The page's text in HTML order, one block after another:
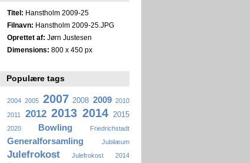
Titel: Hanstholm 2009-25
Filnavn: Hanstholm 2009-25.JPG
Oprettet af: Jørn Justesen
Dimensions: 800 x 450 px
Populære tags
2004 2005 2007 2008 2009 2010
2011
2012 2013 2014 2015
2020 Bowling Friedrichstadt
Generalforsamling Jubilæum
Julefrokost Julefrokost 2014